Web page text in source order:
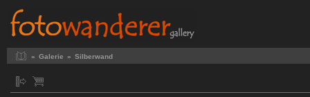
» Galerie » Silberwand